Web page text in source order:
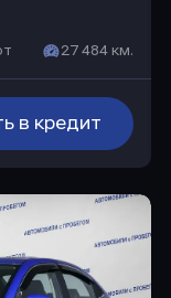
27 484 км.
в кредит